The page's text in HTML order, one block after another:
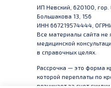
ИП Невский, 620100, гор.
Большакова 13, 156
ИНН 667219574444,
Все материалы сайта не
медицинской
в справочных целях.
Рассрочка — это форма
которой переплаты по
возникает за счет скидки